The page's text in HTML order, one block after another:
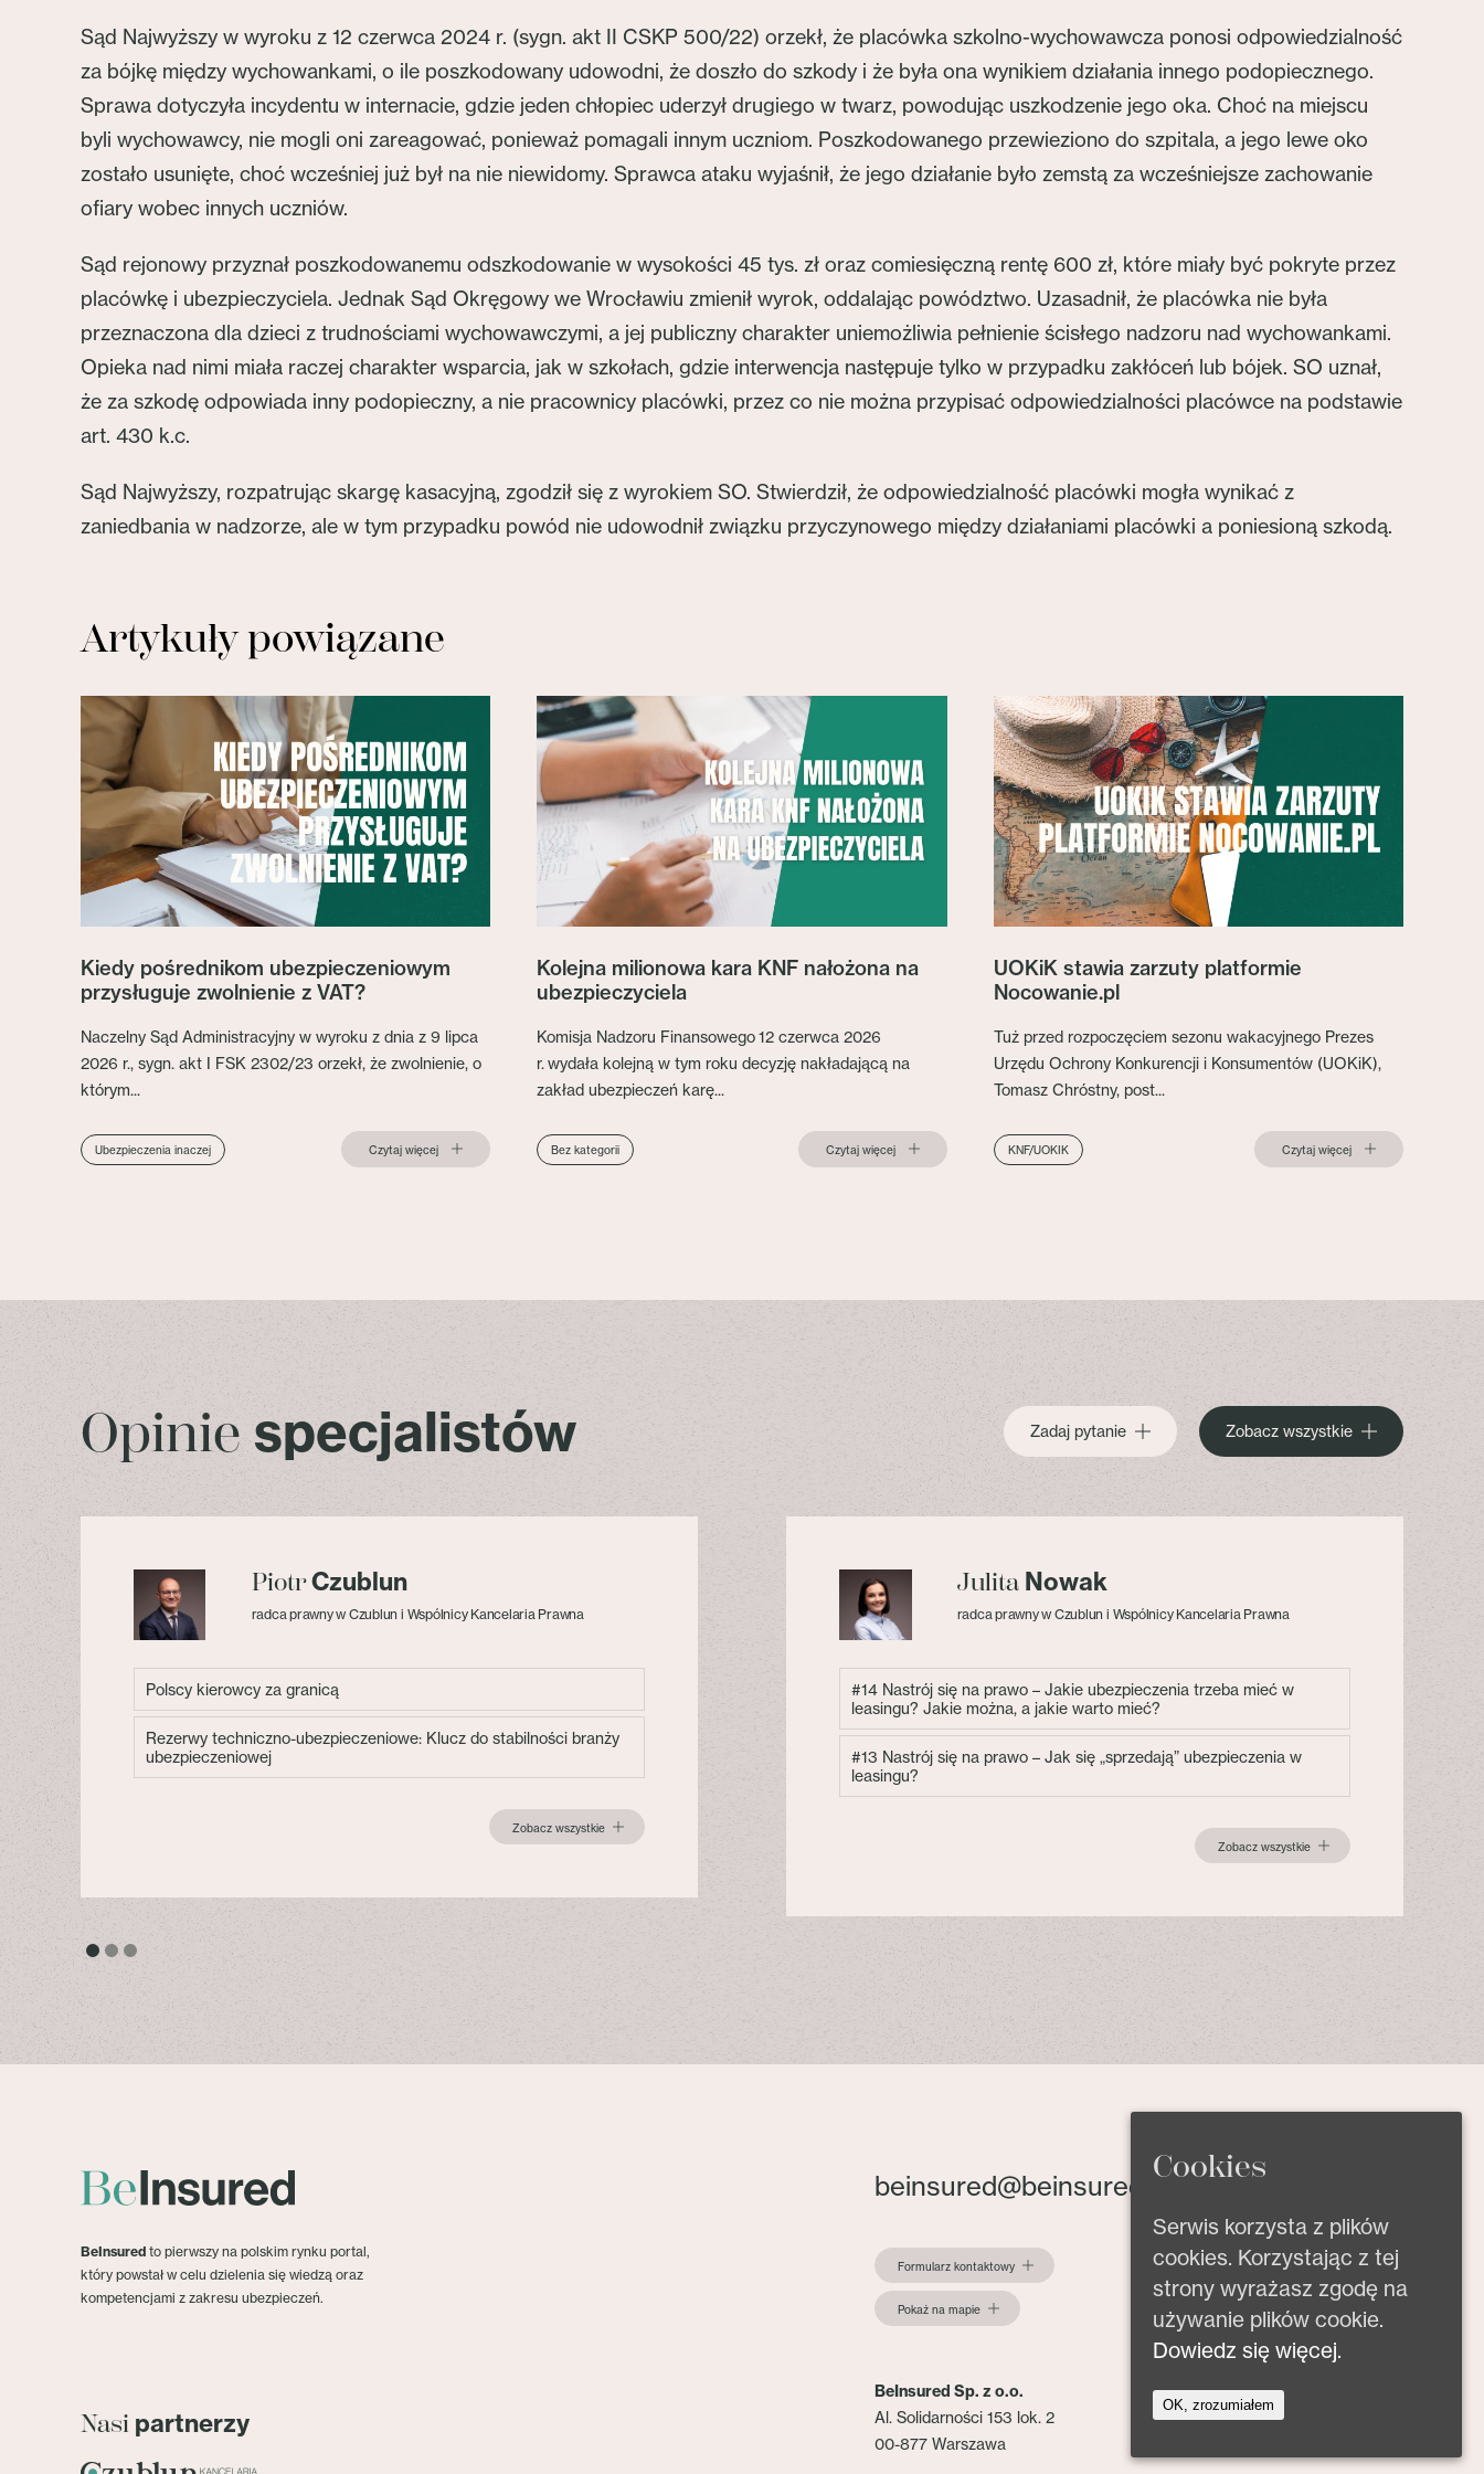
Sąd Najwyższy w wyroku z 12 czerwca 2024 r. (sygn. akt II CSKP 500/22) orzekł, że placówka szkolno-wychowawcza ponosi odpowiedzialność
za bójkę między wychowankami, o ile poszkodowany udowodni, że doszło do szkody i że była ona wynikiem działania innego podopiecznego.
Sprawa dotyczyła incydentu w internacie, gdzie jeden chłopiec uderzył drugiego w twarz, powodując uszkodzenie jego oka. Choć na miejscu
byli wychowawcy, nie mogli oni zareagować, ponieważ pomagali innym uczniom. Poszkodowanego przewieziono do szpitala, a jego lewe oko
zostało usunięte, choć wcześniej już był na nie niewidomy. Sprawca ataku wyjaśnił, że jego działanie było zemstą za wcześniejsze zachowanie
ofiary wobec innych uczniów.
Sąd rejonowy przyznał poszkodowanemu odszkodowanie w wysokości 45 tys. zł oraz comiesięczną rentę 600 zł, które miały być pokryte przez
placówkę i ubezpieczyciela. Jednak Sąd Okręgowy we Wrocławiu zmienił wyrok, oddalając powództwo. Uzasadnił, że placówka nie była
przeznaczona dla dzieci z trudnościami wychowawczymi, a jej publiczny charakter uniemożliwia pełnienie ścisłego nadzoru nad wychowankami.
Opieka nad nimi miała raczej charakter wsparcia, jak w szkołach, gdzie interwencja następuje tylko w przypadku zakłóceń lub bójek. SO uznał,
że za szkodę odpowiada inny podopieczny, a nie pracownicy placówki, przez co nie można przypisać odpowiedzialności placówce na podstawie
art. 430 k.c.
Sąd Najwyższy, rozpatrując skargę kasacyjną, zgodził się z wyrokiem SO. Stwierdził, że odpowiedzialność placówki mogła wynikać z
zaniedbania w nadzorze, ale w tym przypadku powód nie udowodnił związku przyczynowego między działaniami placówki a poniesioną szkodą.
Artykuły powiązane
Kiedy pośrednikom ubezpieczeniowym
przysługuje zwolnienie z VAT?
Naczelny Sąd Administracyjny w wyroku z dnia z 9 lipca
2026 r., sygn. akt I FSK 2302/23 orzekł, że zwolnienie, o
którym...
Ubezpieczenia inaczej Czytaj więcej
Kolejna milionowa kara KNF nałożona na
ubezpieczyciela
Komisja Nadzoru Finansowego 12 czerwca 2026
r. wydała kolejną w tym roku decyzję nakładającą na
zakład ubezpieczeń karę...
Bez kategorii Czytaj więcej
UOKiK stawia zarzuty platformie
Nocowanie.pl
Tuż przed rozpoczęciem sezonu wakacyjnego Prezes
Urzędu Ochrony Konkurencji i Konsumentów (UOKiK),
Tomasz Chróstny, post...
KNF/UOKIK Czytaj więcej
Opinie specjalistów Zadaj pytanie Zobacz wszystkie
PiotrCzublun
radca prawny w Czublun i Wspólnicy Kancelaria Prawna
Polscy kierowcy za granicą
Rezerwy techniczno-ubezpieczeniowe: Klucz do stabilności branży
ubezpieczeniowej
Zobacz wszystkie
Julita Nowak
radca prawny w Czublun i Wspólnicy Kancelaria Prawna
#14 Nastrój się na prawo – Jakie ubezpieczenia trzeba mieć w
leasingu? Jakie można, a jakie warto mieć?
#13 Nastrój się na prawo – Jak się „sprzedają” ubezpieczenia w
leasingu?
Zobacz wszystkie
BeInsured to pierwszy na polskim rynku portal,
który powstał w celu dzielenia się wiedzą oraz
kompetencjami z zakresu ubezpieczeń.
Nasi partnerzy
beinsured@beinsured.pl
Formularz kontaktowy
Pokaż na mapie
BeInsured Sp. z o.o.
Al. Solidarności 153 lok. 2
00-877 Warszawa
Cookies
Serwis korzysta z plików
cookies. Korzystając z tej
strony wyrażasz zgodę na
używanie plików cookie.
Dowiedz się więcej.
OK, zrozumiałem